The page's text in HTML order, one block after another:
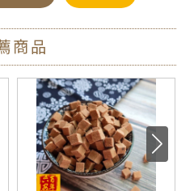
商品